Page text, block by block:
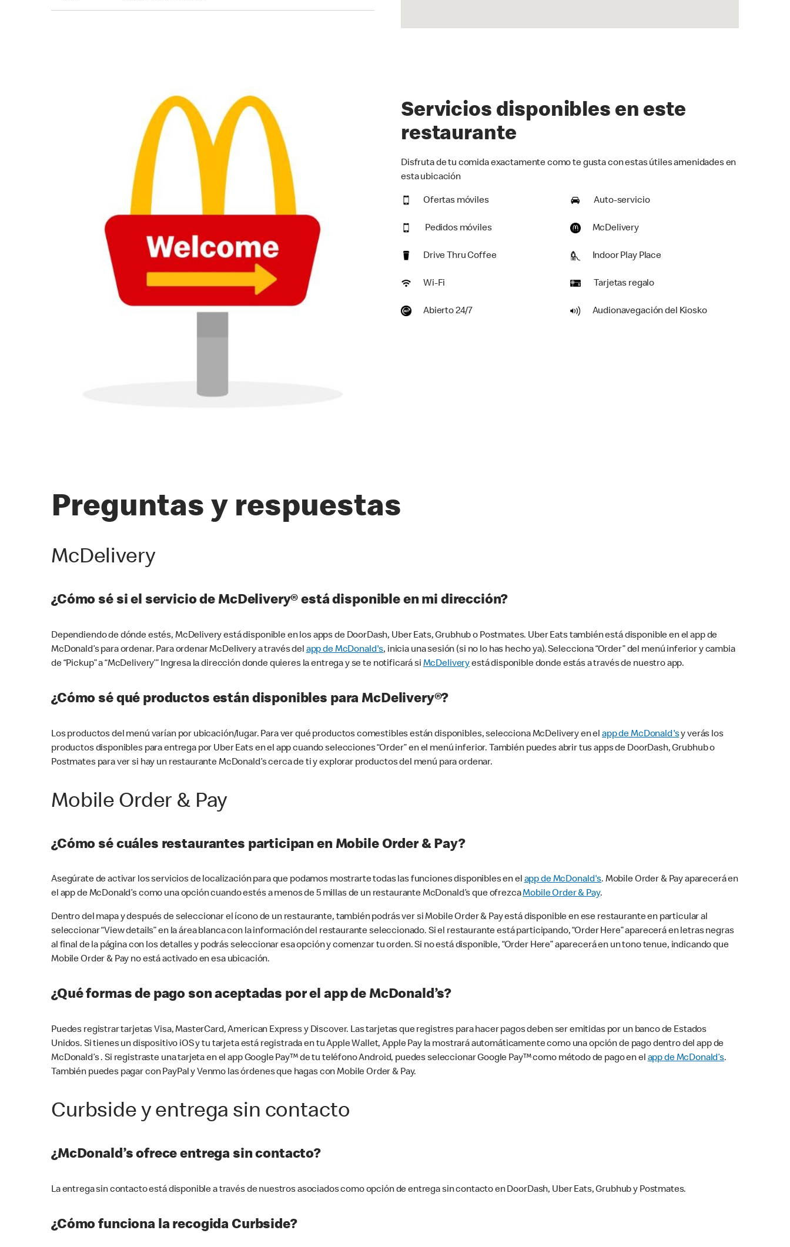
Servicios disponibles en este
restaurante
Disfruta de tu comida exactamente como te gusta con estas útiles amenidades en
esta ubicación
Ofertas móviles Auto-servicio
Pedidos móviles McDelivery
Drive Thru Coffee Indoor Play Place
Wi-Fi Tarjetas regalo
Abierto 24/7 Audionavegación del Kiosko
Preguntas y respuestas
McDelivery
¿Cómo sé si el servicio de McDelivery® está disponible en mi dirección?
Dependiendo de dónde estés, McDelivery está disponible en los apps de DoorDash, Uber Eats, Grubhub o Postmates. Uber Eats también está disponible en el app de
McDonald’s para ordenar. Para ordenar McDelivery a través del app de McDonald's, inicia una sesión (si no lo has hecho ya). Selecciona “Order” del menú inferior y cambia
de “Pickup” a “McDelivery’” Ingresa la dirección donde quieres la entrega y se te notificará si McDeliveryestá disponible donde estás a través de nuestro app.
¿Cómo sé qué productos están disponibles para McDelivery®?
Los productos del menú varían por ubicación/lugar. Para ver qué productos comestibles están disponibles, selecciona McDelivery en elapp de McDonald'sy verás los
productos disponibles para entrega por Uber Eats en el app cuando selecciones “Order” en el menú inferior. También puedes abrir tus apps de DoorDash, Grubhub o
Postmates para ver si hay un restaurante McDonald’s cerca de ti y explorar productos del menú para ordenar.
Mobile Order & Pay
¿Cómo sé cuáles restaurantes participan en Mobile Order & Pay?
Asegúrate de activar los servicios de localización para que podamos mostrarte todas las funciones disponibles en elapp de McDonald's. Mobile Order & Pay aparecerá en
el app de McDonald’s como una opción cuando estés a menos de 5 millas de un restaurante McDonald’s que ofrezcaMobile Order & Pay.
Dentro del mapa y después de seleccionar el ícono de un restaurante, también podrás ver si Mobile Order & Pay está disponible en ese restaurante en particular al
seleccionar “View details” en la área blanca con la información del restaurante seleccionado. Si el restaurante está participando, “Order Here” aparecerá en letras negras
al final de la página con los detalles y podrás seleccionar esa opción y comenzar tu orden. Si no está disponible, “Order Here” aparecerá en un tono tenue, indicando que
Mobile Order & Pay no está activado en esa ubicación.
¿Qué formas de pago son aceptadas por el app de McDonald’s?
Puedes registrar tarjetas Visa, MasterCard, American Express y Discover. Las tarjetas que registres para hacer pagos deben ser emitidas por un banco de Estados
Unidos. Si tienes un dispositivo iOS y tu tarjeta está registrada en tu Apple Wallet, Apple Pay la mostrará automáticamente como una opción de pago dentro del app de
McDonald’s . Si registraste una tarjeta en el app Google Pay™ de tu teléfono Android, puedes seleccionar Google Pay™ como método de pago en elapp de McDonald’s.
También puedes pagar con PayPal y Venmo las órdenes que hagas con Mobile Order & Pay.
Curbside y entrega sin contacto
¿McDonald’s ofrece entrega sin contacto?
La entrega sin contacto está disponible a través de nuestros asociados como opción de entrega sin contacto en DoorDash, Uber Eats, Grubhub y Postmates.
¿Cómo funciona la recogida Curbside?